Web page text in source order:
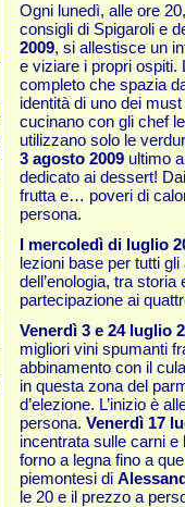
Ogni lunedì, alle ore
consigli di Spigaroli e
2009, si allestisce un
e viziare i propri ospiti.
completo che spazia
identità di uno dei
cucinano con gli chef
utilizzano solo le
3 agosto 2009 ultimo
dedicato ai dessert!
frutta e… poveri di
persona.
I mercoledì di luglio
lezioni base per tutti
dell’enologia, tra
partecipazione ai
Venerdì 3 e 24 luglio
migliori vini spumanti
abbinamento con il
in questa zona del
d’elezione. L’inizio è
persona. Venerdì 17
incentrata sulle carni
forno a legna fino a
piemontesi di
le 20 e il prezzo a